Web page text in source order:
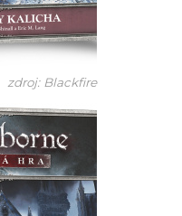
zdroj: Blackfire